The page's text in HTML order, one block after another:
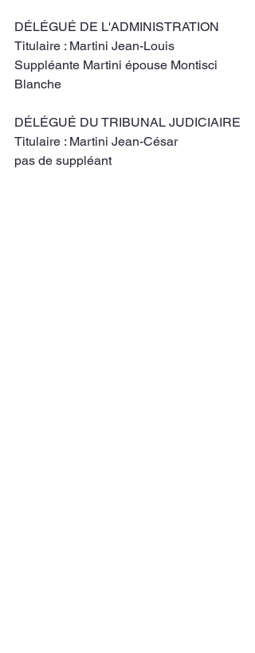
DÉLÉGUÉ DE L'ADMINISTRATION
Titulaire : Martini Jean-Louis
Suppléante Martini épouse Montisci
Blanche
DÉLÉGUÉ DU TRIBUNAL JUDICIAIRE
Titulaire : Martini Jean-César
pas de suppléant